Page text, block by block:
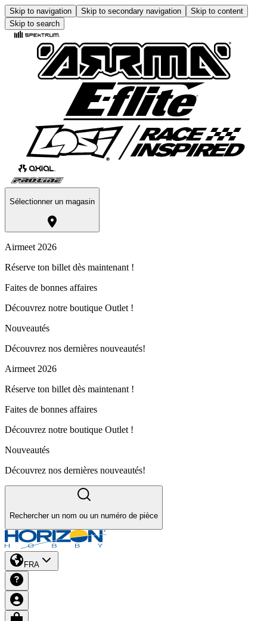
Skip to navigation Skip to secondary navigation
Skip to content
Skip to search
Sélectionner un magasin
Airmeet 2026
Réserve ton billet dès maintenant !
Faites de bonnes affaires
Découvrez notre boutique Outlet !
Nouveautés
Découvrez nos dernières nouveautés!
Airmeet 2026
Réserve ton billet dès maintenant !
Faites de bonnes affaires
Découvrez notre boutique Outlet !
Nouveautés
Découvrez nos dernières nouveautés!
Rechercher un nom ou un numéro de pièce
FRA